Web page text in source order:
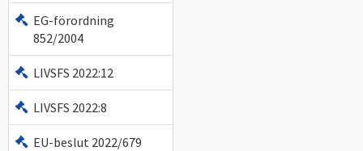
EG-förordning
852/2004
LIVSFS 2022:12
LIVSFS 2022:8
EU-beslut 2022/679